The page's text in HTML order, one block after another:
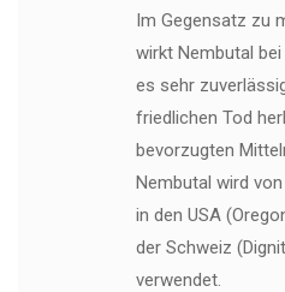
Im Gegensatz zu
wirkt Nembutal
es sehr
friedlichen Tod
bevorzugten
Nembutal wird
in den USA
der Schweiz
verwendet.